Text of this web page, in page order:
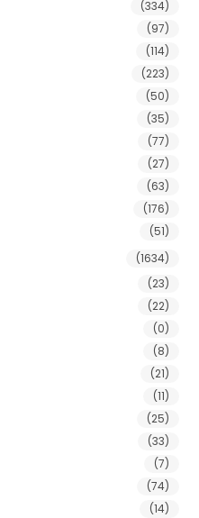
(334)
(97)
(114)
(223)
(50)
(35)
(77)
(27)
(63)
(176)
(51)
(1634)
(23)
(22)
(0)
(8)
(21)
(11)
(25)
(33)
(7)
(74)
(14)